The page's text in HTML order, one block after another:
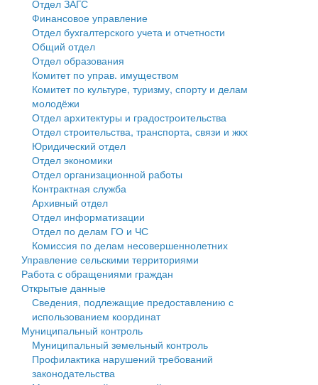
Государственные услуги
Промышленность и АПК
Экономика и бизнес
Символика
Устав
Гостям округа
Туризм
Культура
Образование
Здравоохранение
Социальная защита
Фотоальбом
муниципального округа Тверской области
Администрация Кашинского муниципального округа
Тверской области
Управление сельскими территориями
Открытые данные
Работа с обращениями граждан
Муниципальный контроль
Муниципальные услуги
Проекты административных регламентов
Антимонопольный комплаенс
Противодействие коррупции
Финансовое управление
Бюджет для граждан
Имущество
Выявление правообладателей ранее учтенных
объектов недвижимости
Имущественная поддержка субъектов малого и
среднего предпринимательства
Информационная поддержка субъектов малого и
среднего предпринимательства
Муниципальные программы
Контрольно-счетная палата
Персональные данные
Оценка регулирующего воздействия
Отдел ЗАГС
Финансовое управление
Отдел бухгалтерского учета и отчетности
Общий отдел
Отдел образования
Комитет по управ. имуществом
Комитет по культуре, туризму, спорту и делам
молодёжи
Отдел архитектуры и градостроительства
Отдел строительства, транспорта, связи и жкх
Юридический отдел
Отдел экономики
Отдел организационной работы
Контрактная служба
Архивный отдел
Отдел информатизации
Отдел по делам ГО и ЧС
Комиссия по делам несовершеннолетних
Управление сельскими территориями
Работа с обращениями граждан
Открытые данные
Сведения, подлежащие предоставлению с
использованием координат
Муниципальный контроль
Муниципальный земельный контроль
Профилактика нарушений требований
законодательства